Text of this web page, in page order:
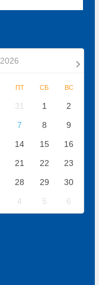
2026
ПТ СБ ВС
31 1
2
7 8
9
14 15
16
21 22
23
28 29
30
4 5 6